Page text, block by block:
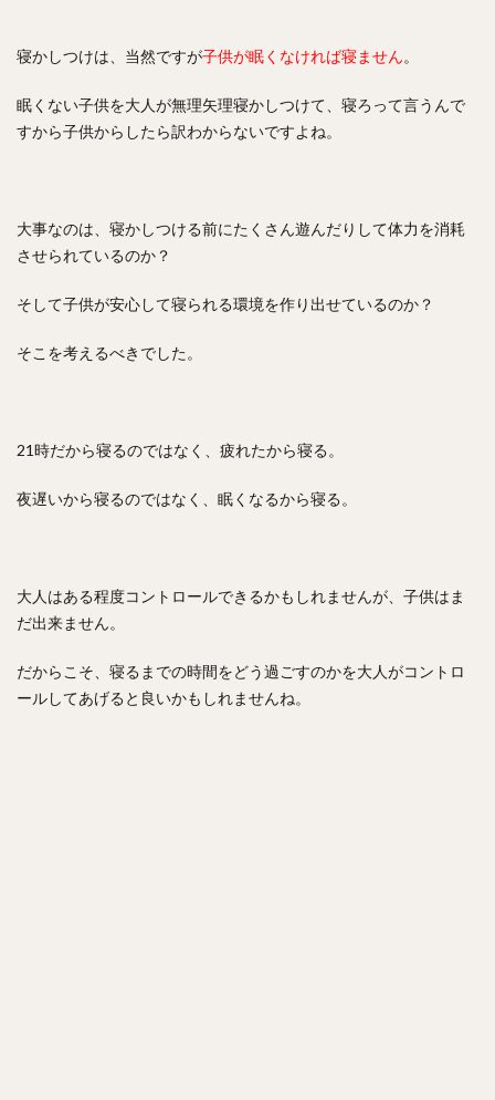
寝かしつけは、当然ですが子供が眠くなければ寝ません。
眠くない子供を大人が無理矢理寝かしつけて、寝ろって言うんで
すから子供からしたら訳わからないですよね。
大事なのは、寝かしつける前にたくさん遊んだりして体力を消耗
させられているのか？
そして子供が安心して寝られる環境を作り出せているのか？
そこを考えるべきでした。
21時だから寝るのではなく、疲れたから寝る。
夜遅いから寝るのではなく、眠くなるから寝る。
大人はある程度コントロールできるかもしれませんが、子供はま
だ出来ません。
だからこそ、寝るまでの時間をどう過ごすのかを大人がコントロ
ールしてあげると良いかもしれませんね。